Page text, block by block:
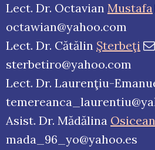
Lect. Dr. Octavian Mustafa
octawian@yahoo.com
Lect. Dr. Cătălin Şterbeţi
sterbetiro@yahoo.com
Lect. Dr. Laurenţiu-
Asist. Dr. Mădălina
mada_96_yo@yahoo.es